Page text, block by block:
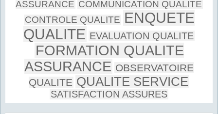
ASSURANCE COMMUNICATION QUALITE
CONTROLE QUALITE ENQUETE
QUALITE EVALUATION QUALITE
FORMATION QUALITE
ASSURANCE OBSERVATOIRE
QUALITE QUALITE SERVICE
SATISFACTION ASSURES